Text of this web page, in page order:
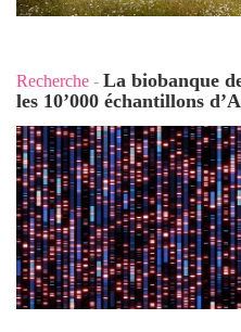
Recherche - La biobanque
les 10’000 échantillons